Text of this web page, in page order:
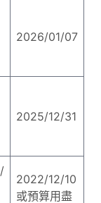
2026/01/07
2025/12/31
2022/12/10
或預算用盡